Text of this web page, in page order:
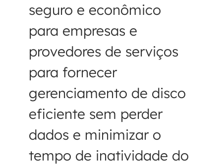
seguro e econômico
para empresas e
provedores de serviços
para fornecer
gerenciamento de disco
eficiente sem perder
dados e minimizar o
tempo de inatividade do